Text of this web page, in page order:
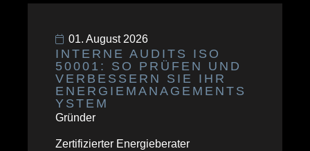
01. August 2026
INTERNE AUDITS ISO
50001: SO PRÜFEN UND
VERBESSERN SIE IHR
ENERGIEMANAGEMENTS
YSTEM
Gründer
Zertifizierter Energieberater